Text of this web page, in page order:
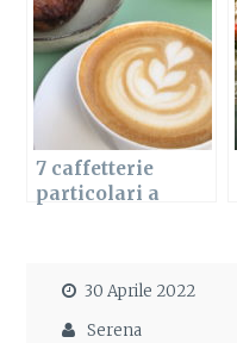
7 caffetterie
particolari a
30 Aprile 2022
Serena